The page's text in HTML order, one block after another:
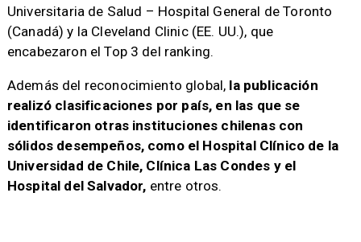
Universitaria de Salud – Hospital General de Toronto
(Canadá) y la Cleveland Clinic (EE. UU.), que
encabezaron el Top 3 del ranking.
Además del reconocimiento global, la publicación
realizó clasificaciones por país, en las que se
identificaron otras instituciones chilenas con
sólidos desempeños, como el Hospital Clínico de la
Universidad de Chile, Clínica Las Condes y el
Hospital del Salvador, entre otros.